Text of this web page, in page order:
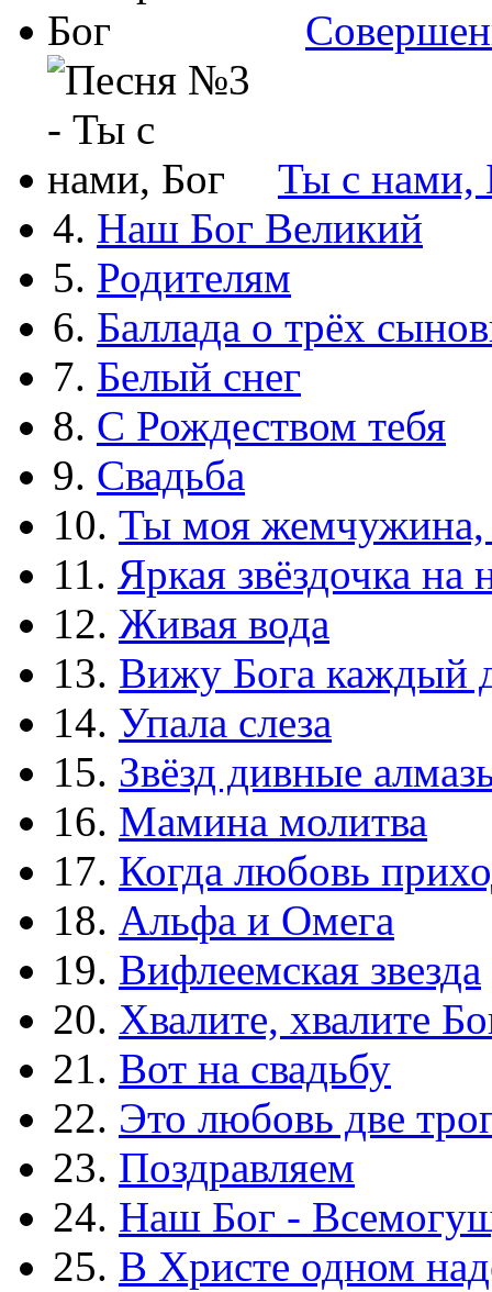
Ты с нами,
4. Наш Бог Великий
5. Родителям
6. Баллада о трёх
7. Белый снег
8. С Рождеством тебя
9. Свадьба
10. Ты моя жемчужина,
11. Яркая звёздочка на
12. Живая вода
13. Вижу Бога каждый
14. Упала слеза
15. Звёзд дивные
16. Мамина молитва
17. Когда любовь
18. Альфа и Омега
19. Вифлеемская звезда
20. Хвалите, хвалите
21. Вот на свадьбу
22. Это любовь две
23. Поздравляем
24. Наш Бог -
25. В Христе одном